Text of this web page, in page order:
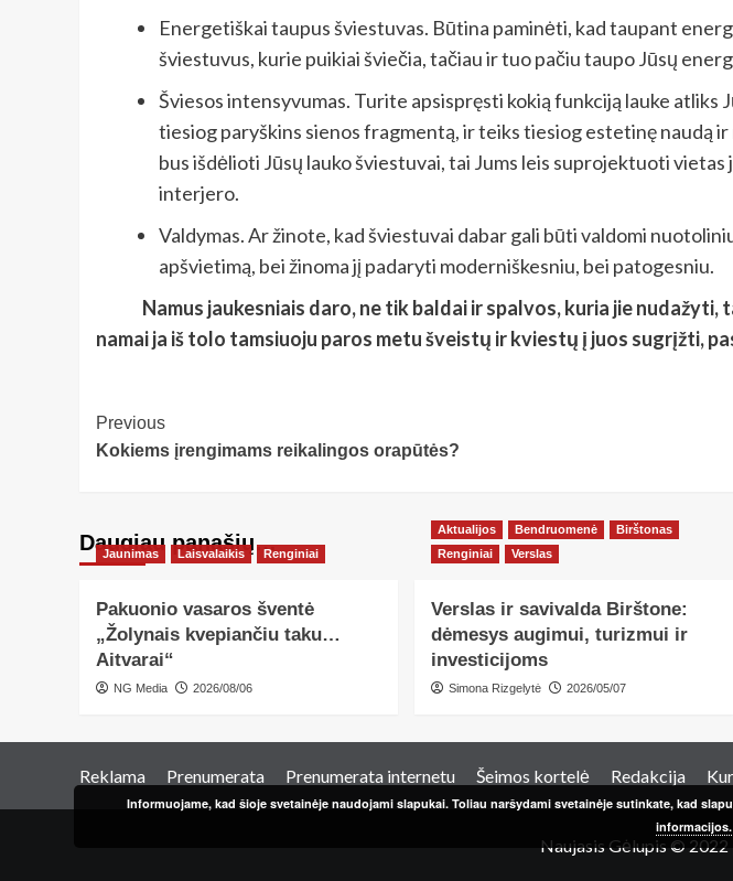
Energetiškai taupus šviestuvas. Būtina paminėti, kad taupant
šviestuvus, kurie puikiai šviečia, tačiau ir tuo pačiu taupo Jūsų
Šviesos intensyvumas. Turite apsispręsti kokią funkciją lauke atliks
tiesiog paryškins sienos fragmentą, ir teiks tiesiog estetinę naudą
bus išdėlioti Jūsų lauko šviestuvai, tai Jums leis suprojektuoti
interjero.
Valdymas. Ar žinote, kad šviestuvai dabar gali būti valdomi
apšvietimą, bei žinoma jį padaryti moderniškesniu, bei patogesniu.
Namus jaukesniais daro, ne tik baldai ir spalvos, kuria jie
namai ja iš tolo tamsiuoju paros metu šveistų ir kviestų į juos sugrįžti,
Post
Navigation
Previous
Kokiems įrengimams reikalingos orapūtės?
Daugiau panašių…
Jaunimas Laisvalaikis Renginiai
Pakuonio vasaros šventė
„Žolynais kvepiančiu taku…
Aitvarai“
NG Media 2026/08/06
Aktualijos Bendruomenė
Birštonas
Renginiai
Verslas
Verslas ir savivalda Birštone:
dėmesys augimui, turizmui ir
investicijoms
Simona Rizgelytė 2026/05/07
Reklama Prenumerata Prenumerata internetu Šeimos kortelė Redakcija
Naujasis Gėlupis © 2022
Informuojame, kad šioje svetainėje naudojami slapukai. Toliau naršydami svetainėje sutinkate, kad
informacijos.